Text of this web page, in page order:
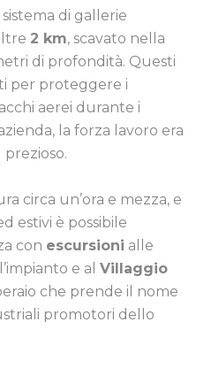
sistema di gallerie
2 km, scavato nella
di profondità. Questi
per proteggere i
aerei durante i
la forza lavoro era
circa un’ora e mezza, e
estivi è possibile
con escursioni alle
e al Villaggio
che prende il nome
promotori dello